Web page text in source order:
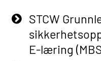
Basic Safety
Course
(OBSBLE048)
STCW
E-læring